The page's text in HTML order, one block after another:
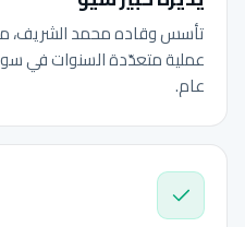
تأسس وقاده محمد الشريف،
عملية متعدّدة السنوات في
عام.